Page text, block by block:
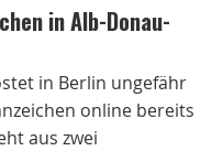
in Alb-Donau-
in Berlin ungefähr
online bereits
aus zwei